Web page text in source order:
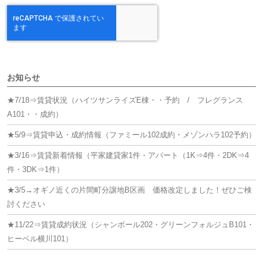
お知らせ
★7/18⇒賃貸状況（ハイツサンライズE棟・・予約 / フレグランス
A101・・成約）
★5/9⇒賃貸申込・成約情報（ファミール102成約・メゾンハラ102予約）
★3/16⇒賃貸新着情報（平家建貸家1件・アパート（1K⇒4件・2DK⇒4
件・3DK⇒1件）
★3/5→オギノ近くの片間町分譲地B区画 価格改定しました！ぜひご検
討ください
★11/22⇒賃貸成約状況（シャンボール202・グリーンフォルジュB101・
ヒーベル横川101）